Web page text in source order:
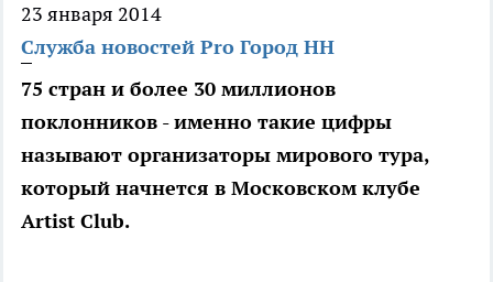
23 января 2014
Служба новостей Pro Город НН
75 стран и более 30 миллионов
поклонников - именно такие цифры
называют организаторы мирового тура,
который начнется в Московском клубе
Artist Club.